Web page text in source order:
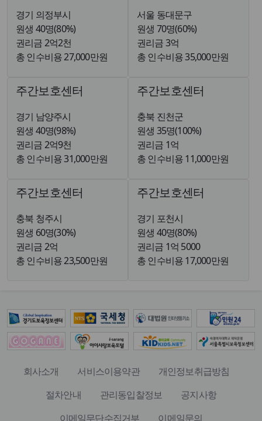
경기 의정부시
원생 40명(80%)
권리금 2억2천
총 인수비용 27,000만원
서울 동대문구
원생 70명(60%)
권리금 3억
총 인수비용 35,000만원
주간보호센터
경기 남양주시
원생 40명(98%)
권리금 2억9천
총 인수비용 31,000만원
주간보호센터
충북 진천군
원생 35명(100%)
권리금 1억
총 인수비용 11,000만원
주간보호센터
충북 청주시
원생 60명(30%)
권리금 2억
총 인수비용 23,500만원
주간보호센터
경기 포천시
원생 40명(80%)
권리금 1억 5000
총 인수비용 17,000만원
회사소개 서비스이용약관
개인정보취급방침
절차안내
관리동입찰정보
공지사항
이메일무단수집거부
이메일문의